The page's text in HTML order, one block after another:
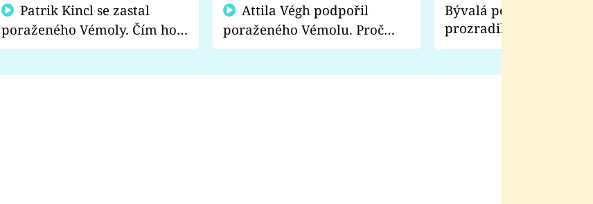
poraženého Vémoly. Čím ho
fanoušci naštvali?
poraženého Vémolu. Proč
chce raději zápasit s ním než
Bývalá pornoherečka
prozradila, co ji
natáčení Euforie.